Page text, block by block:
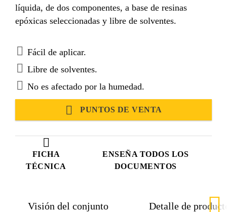
FICHA
TÉCNICA
ENSEÑA TODOS LOS
DOCUMENTOS
líquida, de dos componentes, a base de resinas
epóxicas seleccionadas y libre de solventes.
Fácil de aplicar.
Libre de solventes.
No es afectado por la humedad.
PUNTOS DE VENTA
Visión del conjunto Detalle de